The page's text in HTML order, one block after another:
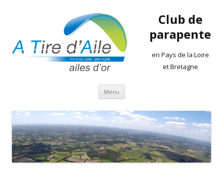
Club de
parapente
en Pays de la Loire
et Bretagne
Menu Aller
contenu